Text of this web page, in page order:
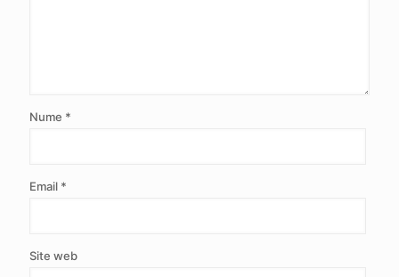
Nume *
Email *
Site web